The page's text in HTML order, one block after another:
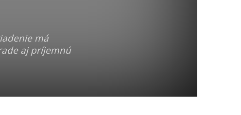
má
aj príjemnú